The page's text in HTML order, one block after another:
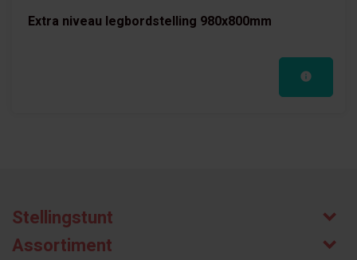
Extra niveau legbordstelling 980x800mm
Stellingstunt
Assortiment